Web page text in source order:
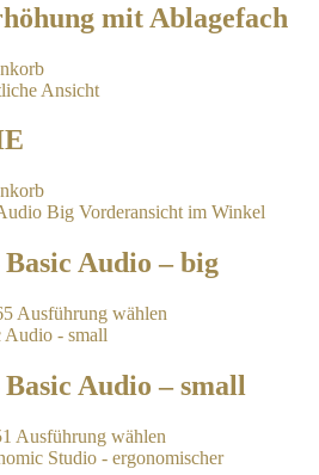
mit Ablagefach
Audio – big
Ausführung wählen
Varianten
Optionen
Audio – small
Ausführung wählen
Produkt